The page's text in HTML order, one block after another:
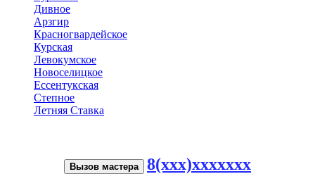
Дивное
Арзгир
Красногвардейское
Курская
Левокумское
Новоселицкое
Ессентукская
Степное
Летняя Ставка
Вызов мастера 8(xxx)xxxxxxx